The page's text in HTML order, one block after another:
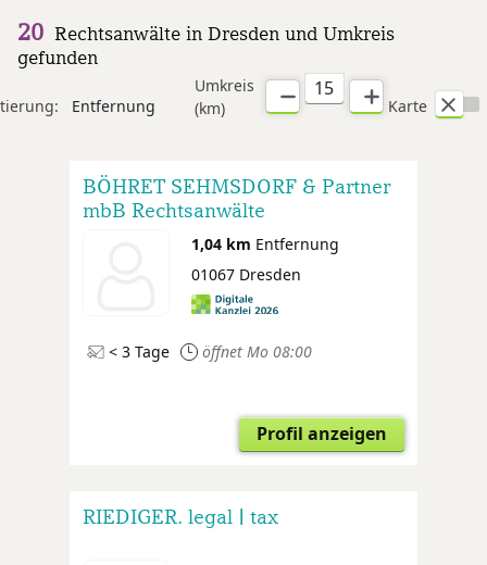
20 Rechtsanwälte in Dresden und Umkreis
gefunden
Entfernung
Umkreis
(km)
Karte
BÖHRET SEHMSDORF & Partner
mbB Rechtsanwälte
Wirtschaftsprüfer Steuerberater
1,04 km Entfernung
01067 Dresden
< 3 Tage öffnet Mo 08:00
Profil anzeigen
RIEDIGER. legal | tax